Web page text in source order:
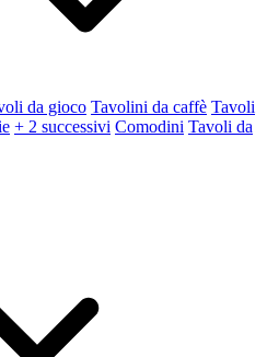
da gioco Tavolini da caffè Tavoli
+ 2 successivi Comodini Tavoli da